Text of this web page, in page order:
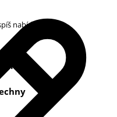
nabídky podle